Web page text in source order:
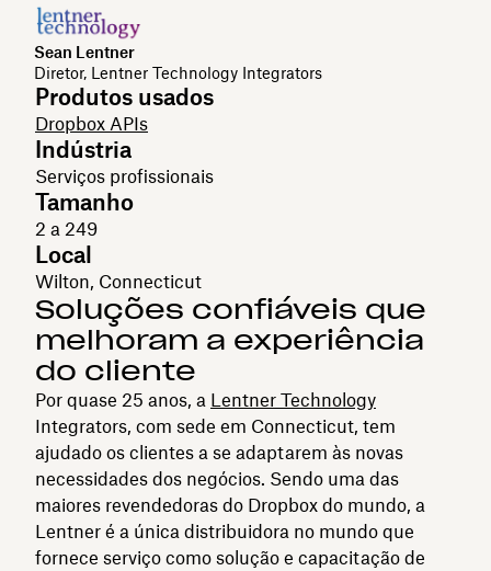
Sean Lentner
Diretor, Lentner Technology Integrators
Produtos usados
Dropbox APIs
Indústria
Serviços profissionais
Tamanho
2 a 249
Local
Wilton, Connecticut
Soluções confiáveis que
melhoram a experiência
do cliente
Por quase 25 anos, a Lentner Technology
Integrators, com sede em Connecticut, tem
ajudado os clientes a se adaptarem às novas
necessidades dos negócios. Sendo uma das
maiores revendedoras do Dropbox do mundo, a
Lentner é a única distribuidora no mundo que
fornece serviço como solução e capacitação de